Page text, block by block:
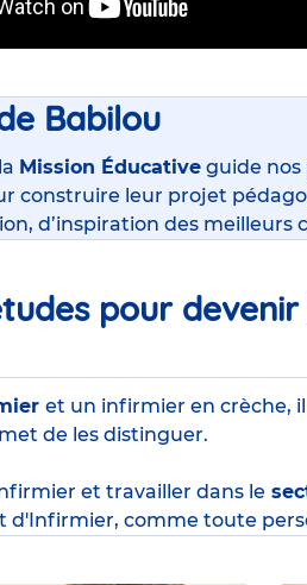
Babilou
Mission Éducative guide nos
construire leur projet
d’inspiration des
pour
et un infirmier en crèche,
de les distinguer.
et travailler dans le
d'Infirmier, comme toute